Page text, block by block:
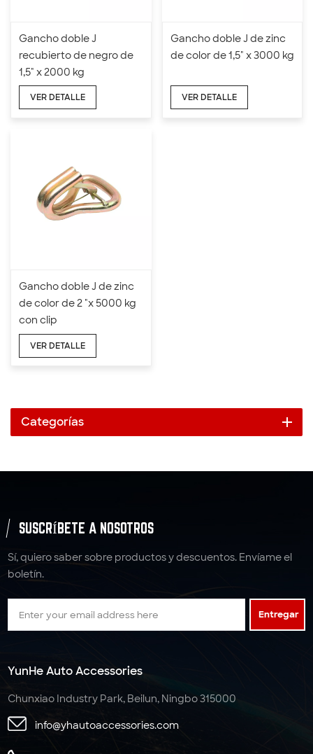
Gancho doble J
recubierto de negro de
1,5" x 2000 kg
VER DETALLE
Gancho doble J de zinc
de color de 1,5" x 3000 kg
VER DETALLE
Gancho doble J de zinc
de color de 2 "x 5000 kg
con clip
VER DETALLE
Categorías
SUSCRÍBETE A NOSOTROS
Sí, quiero saber sobre productos y descuentos. Envíame el
boletín.
Entregar
YunHe Auto Accessories
Chunxiao Industry Park, Beilun, Ningbo 315000
info@yhautoaccessories.com